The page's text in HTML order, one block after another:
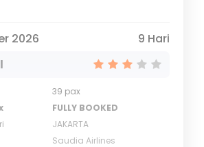
2026
9 Hari
39 pax
FULLY BOOKED
JAKARTA
Saudia Airlines